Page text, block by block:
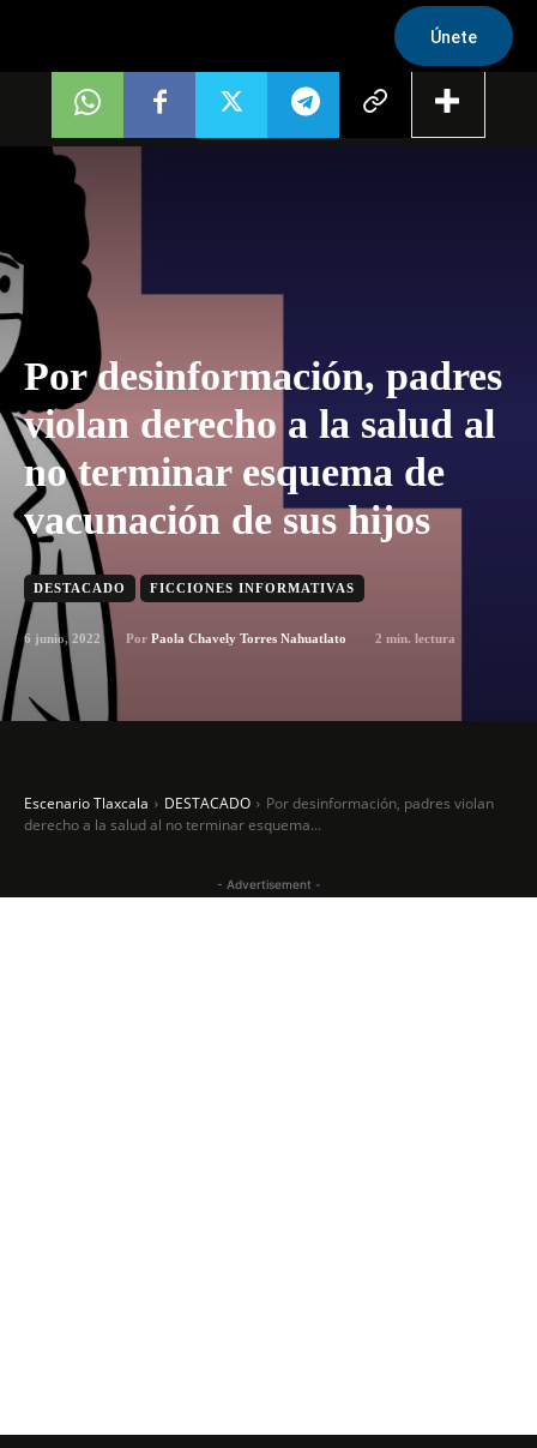
Únete
Por desinformación, padres
violan derecho a la salud al
no terminar esquema de
vacunación de sus hijos
DESTACADO FICCIONES INFORMATIVAS
6 junio, 2022 Por Paola Chavely Torres Nahuatlato 2 min. lectura
Escenario Tlaxcala DESTACADO
Por desinformación, padres violan
derecho a la salud al no terminar esquema...
- Advertisement -